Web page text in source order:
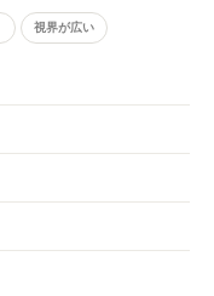
視界が広い